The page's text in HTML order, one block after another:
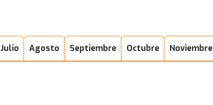
Julio Agosto Septiembre Octubre Noviembre